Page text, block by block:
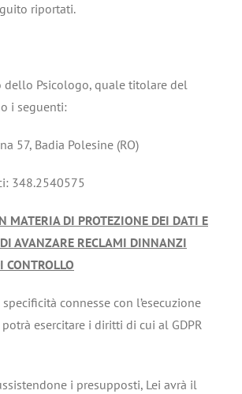
riportati.
dello Psicologo, quale titolare del
i seguenti:
57, Badia Polesine (RO)
348.2540575
MATERIA DI PROTEZIONE DEI DATI E
AVANZARE RECLAMI DINNANZI
CONTROLLO
connesse con l’esecuzione
esercitare i diritti di cui al GDPR
i presupposti, Lei avrà il